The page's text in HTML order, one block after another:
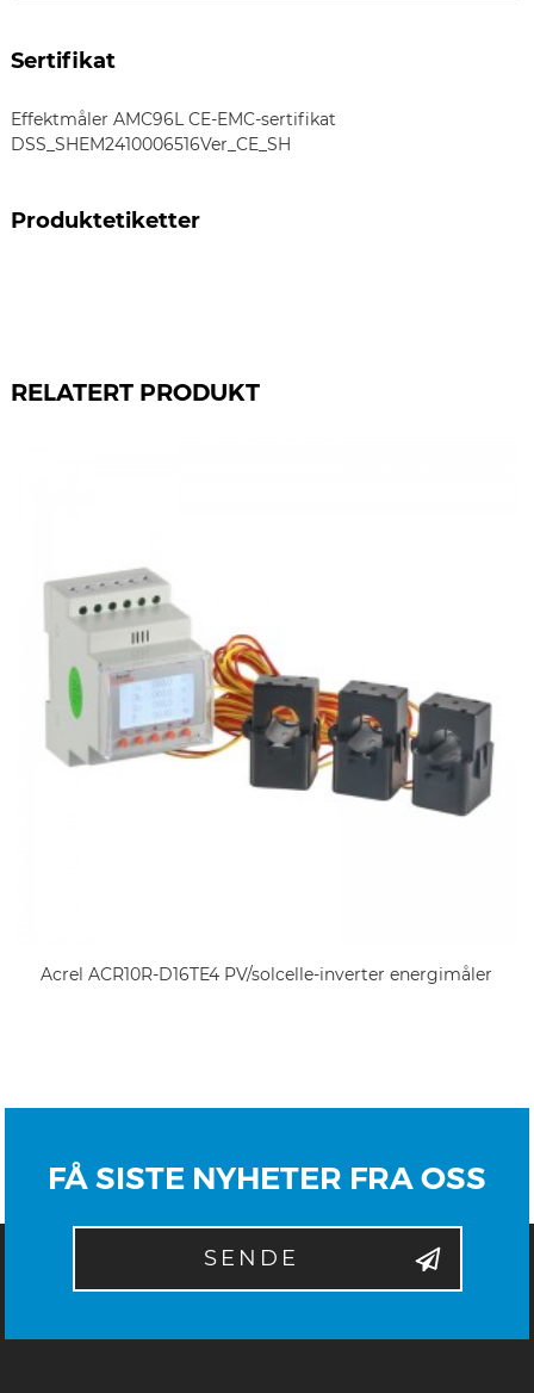
Sertifikat
Effektmåler AMC96L CE-EMC-sertifikat
DSS_SHEM2410006516Ver_CE_SH
Produktetiketter
RELATERT PRODUKT
Acrel ACR10R-D16TE4 PV/solcelle-inverter energimåler
FÅ SISTE NYHETER FRA OSS
SENDE